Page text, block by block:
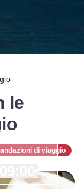
le
di viaggio